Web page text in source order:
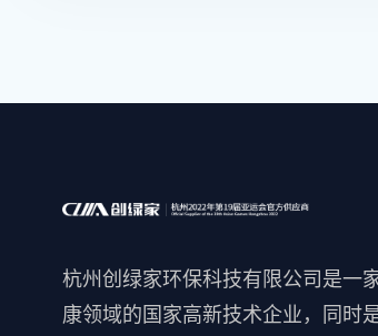
杭州创绿家环保科技有限公司是一
康领域的国家高新技术企业，同时